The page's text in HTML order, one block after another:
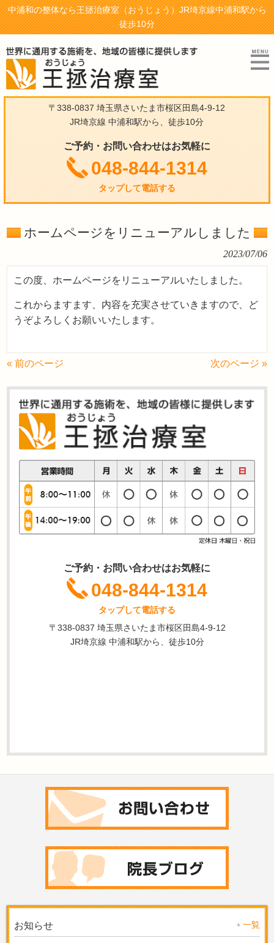
中浦和の整体なら王拯治療室（おうじょう）JR埼京線中浦和駅から
徒歩10分
〒338-0837 埼玉県さいたま市桜区田島4-9-12
JR埼京線 中浦和駅から、徒歩10分
ご予約・お問い合わせはお気軽に
048-844-1314
タップして電話する
ホームページをリニューアルしました
2023/07/06
この度、ホームページをリニューアルいたしました。
これからますます、内容を充実させていきますので、ど
うぞよろしくお願いいたします。
« 前のページ 次のページ »
ご予約・お問い合わせはお気軽に
048-844-1314
タップして電話する
〒338-0837 埼玉県さいたま市桜区田島4-9-12
JR埼京線 中浦和駅から、徒歩10分
お知らせ 一覧